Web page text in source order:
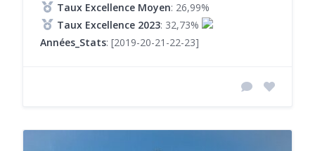
Taux Excellence Moyen: 26,99%
Taux Excellence 2023: 32,73%
Années_Stats: [2019-20-21-22-23]